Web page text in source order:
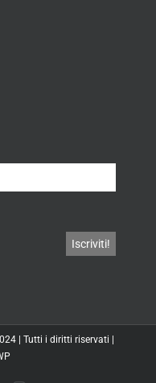
| Tutti i diritti riservati |